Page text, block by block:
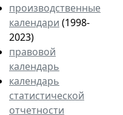
производственные
календари (1998-
2023)
правовой
календарь
календарь
статистической
отчетности